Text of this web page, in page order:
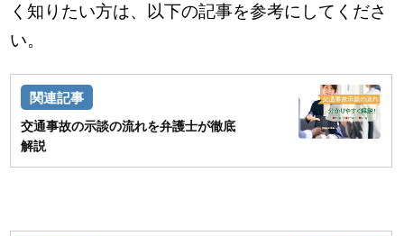
く知りたい方は、以下の記事を参考にしてくださ
い。
交通事故の示談の流れを弁護士が徹底
解説